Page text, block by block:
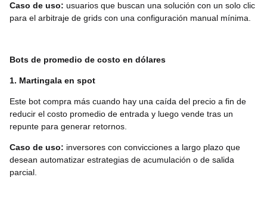
Caso de uso: usuarios que buscan una solución con un solo clic
para el arbitraje de grids con una configuración manual mínima.
Bots de promedio de costo en dólares
1. Martingala en spot
Este bot compra más cuando hay una caída del precio a fin de
reducir el costo promedio de entrada y luego vende tras un
repunte para generar retornos.
Caso de uso: inversores con convicciones a largo plazo que
desean automatizar estrategias de acumulación o de salida
parcial.